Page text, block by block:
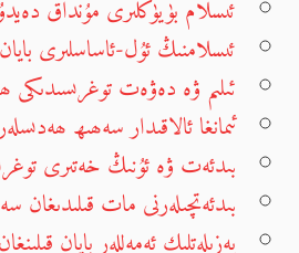
ئىسلام بۈيۈكلىرى مۇنداق
ئىسلامنىڭ ئۇل-ئاساسلىرى
ئىلىم ۋە دەۋەت توغرىسىدىكى
ئىمانغا ئالاقىدار سەھىھ
بىدئەت ۋە ئۇنىڭ خەتىرى
بىدئەتچىلەرنى مات قىلىدىغان